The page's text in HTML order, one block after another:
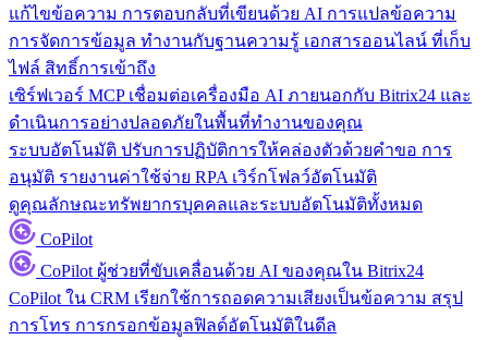
แก้ไขข้อความ การตอบกลับที่เขียนด้วย AI การแปลข้อความ
การจัดการข้อมูล ทำงานกับฐานความรู้ เอกสารออนไลน์ ที่เก็บ
ไฟล์ สิทธิ์การเข้าถึง
เซิร์ฟเวอร์ MCP เชื่อมต่อเครื่องมือ AI ภายนอกกับ Bitrix24 และ
ดำเนินการอย่างปลอดภัยในพื้นที่ทำงานของคุณ
ระบบอัตโนมัติ ปรับการปฏิบัติการให้คล่องตัวด้วยคำขอ การ
อนุมัติ รายงานค่าใช้จ่าย RPA เวิร์กโฟลว์อัตโนมัติ
ดูคุณลักษณะทรัพยากรบุคคลและระบบอัตโนมัติทั้งหมด
CoPilot
CoPilot ผู้ช่วยที่ขับเคลื่อนด้วย AI ของคุณใน Bitrix24
CoPilot ใน CRM เรียกใช้การถอดความเสียงเป็นข้อความ สรุป
การโทร การกรอกข้อมูลฟิลด์อัตโนมัติในดีล